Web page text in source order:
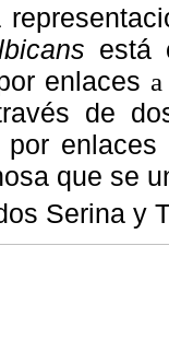
está
enlaces a
de
que se
Serina y